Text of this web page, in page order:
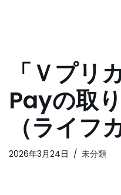
へ
プ
「Ｖプリ
Payの取
（ライフ
2026年3月24日 未分類